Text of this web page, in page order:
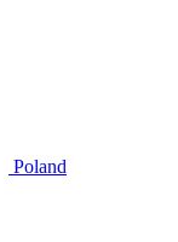
Poland